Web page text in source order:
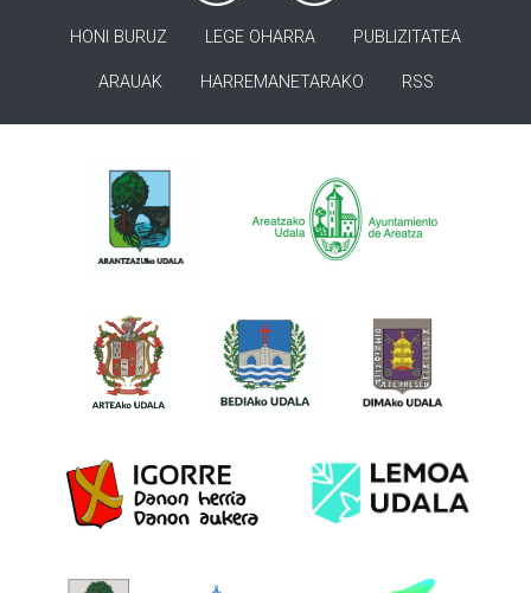
HONI BURUZ LEGE OHARRA PUBLIZITATEA
ARAUAK HARREMANETARAKO RSS